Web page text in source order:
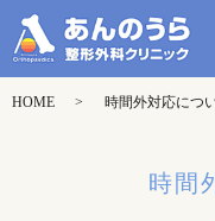
HOME 時間外対応につ
時間